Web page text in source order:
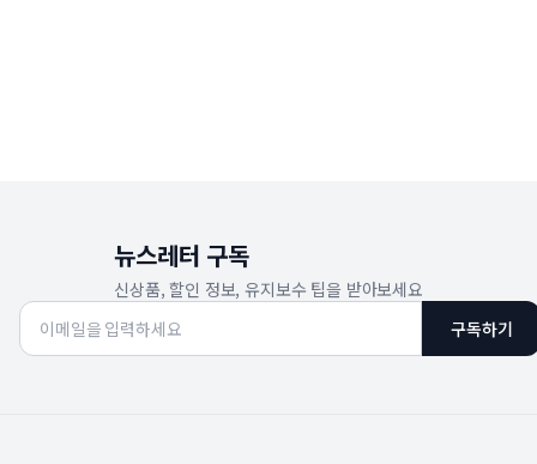
뉴스레터 구독
신상품, 할인 정보, 유지보수 팁을 받아보세요
구독하기